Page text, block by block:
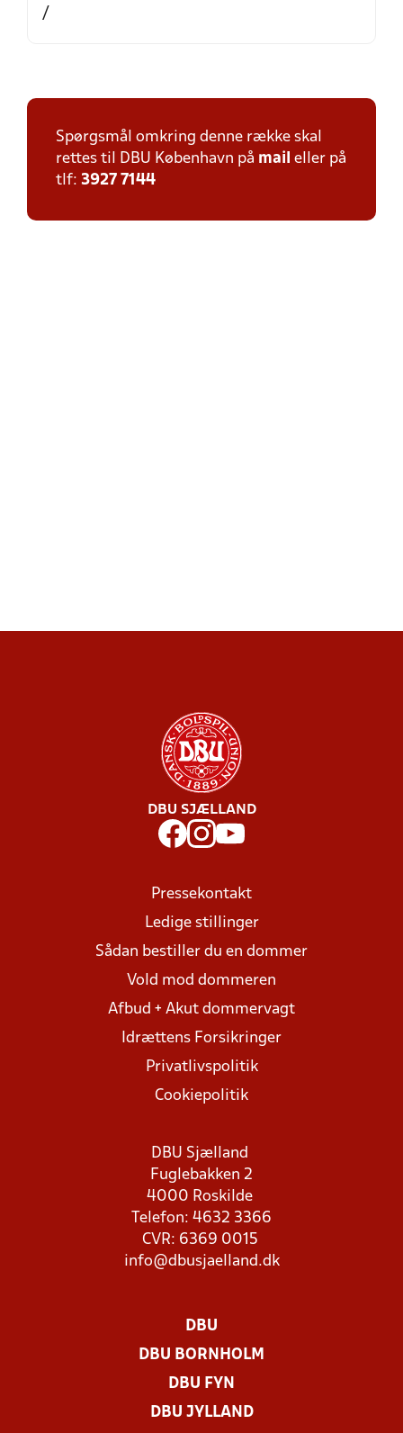
/
Spørgsmål omkring denne række skal
rettes til DBU København på mail eller på
tlf: 3927 7144
DBU SJÆLLAND
Pressekontakt
Ledige stillinger
Sådan bestiller du en dommer
Vold mod dommeren
Afbud + Akut dommervagt
Idrættens Forsikringer
Privatlivspolitik
Cookiepolitik
DBU Sjælland
Fuglebakken 2
4000 Roskilde
Telefon: 4632 3366
CVR: 6369 0015
info@dbusjaelland.dk
DBU
DBU BORNHOLM
DBU FYN
DBU JYLLAND